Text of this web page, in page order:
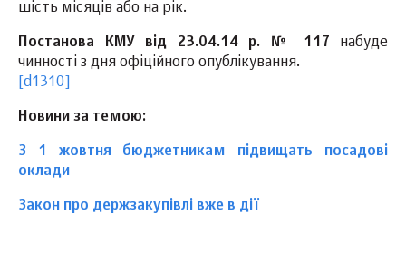
шість місяців або на рік.
Постанова КМУ від 23.04.14 р. № 117 набуде
чинності з дня офіційного опублікування.
[d1310]
Новини за темою:
З 1 жовтня бюджетникам підвищать посадові
оклади
Закон про держзакупівлі вже в дії